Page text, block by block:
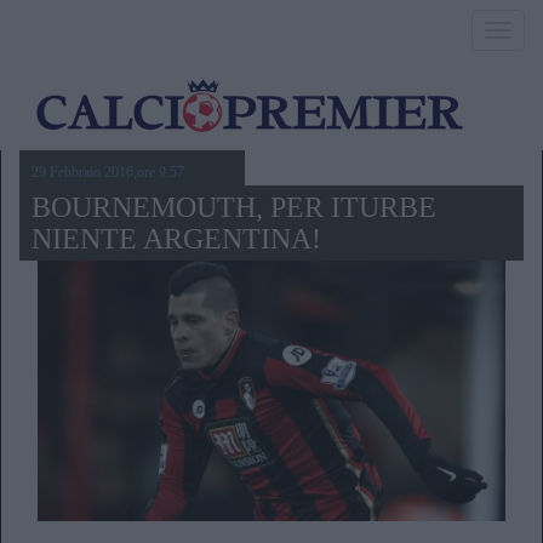
29 Febbraio 2016,ore 9.57
BOURNEMOUTH, PER ITURBE
NIENTE ARGENTINA!